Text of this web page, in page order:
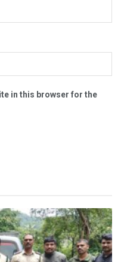
in this browser for the